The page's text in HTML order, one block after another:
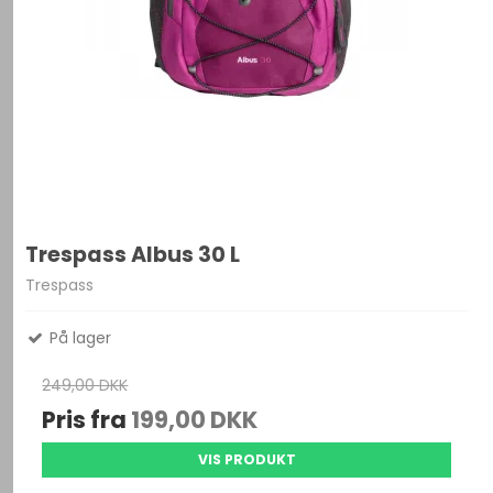
Trespass Albus 30 L
Trespass
På lager
249,00 DKK
Pris fra 199,00 DKK
VIS PRODUKT